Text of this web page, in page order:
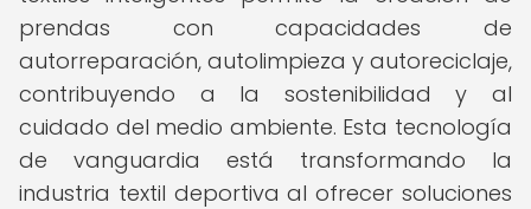
prendas con capacidades de
autorreparación, autolimpieza y autoreciclaje,
contribuyendo a la sostenibilidad y al
cuidado del medio ambiente. Esta tecnología
de vanguardia está transformando la
industria textil deportiva al ofrecer soluciones